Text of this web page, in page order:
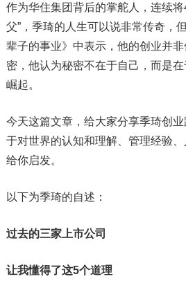
作为华住集团背后的掌舵人，连续
父”，季琦的人生可以说非常传奇，
辈子的事业》中表示，他的创业并
密，他认为秘密不在于自己，而是
崛起。
今天这篇文章，给大家分享季琦创
于对世界的认知和理解、管理经验
给你启发。
以下为季琦的自述：
过去的三家上市公司
让我懂得了这5个道理